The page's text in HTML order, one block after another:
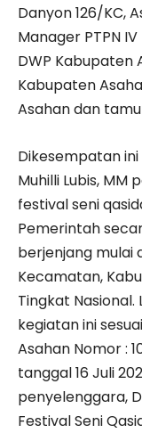
Danyon 126/KC,
Manager PTPN
DWP Kabupaten
Kabupaten
Asahan dan
Dikesempatan
Muhilli Lubis,
festival seni
Pemerintah
berjenjang mulai
Kecamatan,
Tingkat
kegiatan ini
Asahan Nomor :
tanggal 16 Juli
penyelenggara,
Festival Seni